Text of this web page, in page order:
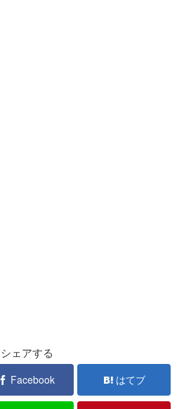
シェアする
Facebook はてブ